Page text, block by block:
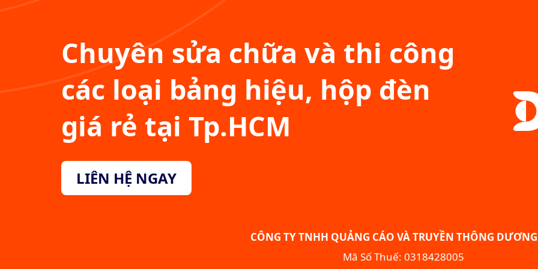
Chuyên sửa chữa và thi công
các loại bảng hiệu, hộp đèn
giá rẻ tại Tp.HCM
LIÊN HỆ NGAY
CÔNG TY TNHH QUẢNG CÁO VÀ TRUYỀN THÔNG
Mã Số Thuế: 0318428005